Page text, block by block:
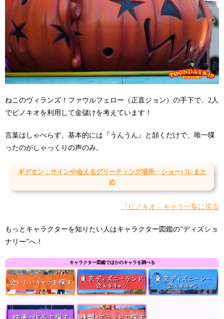
ねこのヴィランズ！ファウルフェロー（正直ジョン）の手下で、2人
でピノキオを利用して金儲けを考えています！
言葉はしゃべらず、基本的には『うんうん』と頷くだけで、唯一喋
ったのがしゃっくりの声のみ。
ギデオン：サインや会えるグリーティング場所・ショーパレまと
め
『ピノキオ』キャラ一覧に戻る
もっとキャラクターを知りたい人はキャラクター図鑑の”ディズショ
ナリー”へ！
キャラクター図鑑でほかのキャラを調べる